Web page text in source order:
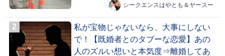
シークエンスはやとも＆ヤースー
私が宝物じゃないなら、大事にしない
で！【既婚者とのタブーな恋愛】あの
人のズルい想いと本気度⇒離婚してあ